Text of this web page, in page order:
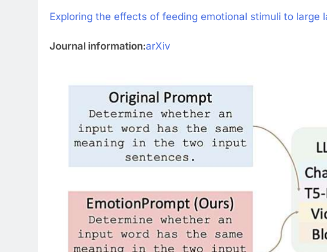
Exploring the effects of feeding emotional stimuli to large
Journal information:arXiv